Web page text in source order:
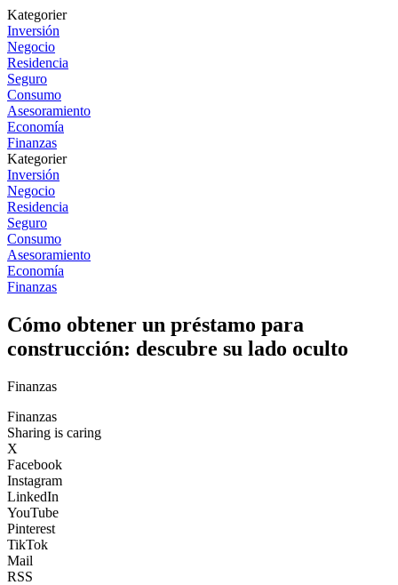
Kategorier
Inversión
Negocio
Residencia
Seguro
Consumo
Asesoramiento
Economía
Finanzas
Kategorier
Inversión
Negocio
Residencia
Seguro
Consumo
Asesoramiento
Economía
Finanzas
Cómo obtener un préstamo para
construcción: descubre su lado oculto
Finanzas
Finanzas
Sharing is caring
X
Facebook
Instagram
LinkedIn
YouTube
Pinterest
TikTok
Mail
RSS